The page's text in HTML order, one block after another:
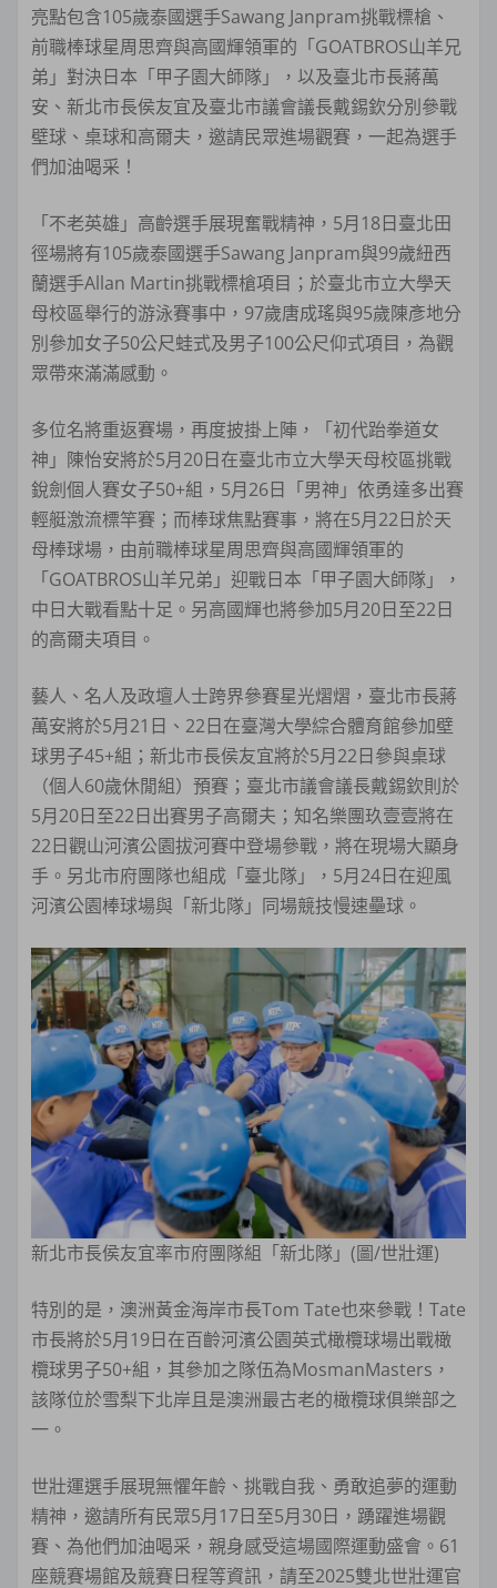
亮點包含105歲泰國選手Sawang Janpram挑戰標槍、
前職棒球星周思齊與高國輝領軍的「GOATBROS山羊兄
弟」對決日本「甲子園大師隊」，以及臺北市長蔣萬
安、新北市長侯友宜及臺北市議會議長戴錫欽分別參戰
壁球、桌球和高爾夫，邀請民眾進場觀賽，一起為選手
們加油喝采！
「不老英雄」高齡選手展現奮戰精神，5月18日臺北田
徑場將有105歲泰國選手Sawang Janpram與99歲紐西
蘭選手Allan Martin挑戰標槍項目；於臺北市立大學天
母校區舉行的游泳賽事中，97歲唐成瑤與95歲陳彥地分
別參加女子50公尺蛙式及男子100公尺仰式項目，為觀
眾帶來滿滿感動。
多位名將重返賽場，再度披掛上陣，「初代跆拳道女
神」陳怡安將於5月20日在臺北市立大學天母校區挑戰
銳劍個人賽女子50+組，5月26日「男神」依勇達多出賽
輕艇激流標竿賽；而棒球焦點賽事，將在5月22日於天
母棒球場，由前職棒球星周思齊與高國輝領軍的
「GOATBROS山羊兄弟」迎戰日本「甲子園大師隊」，
中日大戰看點十足。另高國輝也將參加5月20日至22日
的高爾夫項目。
藝人、名人及政壇人士跨界參賽星光熠熠，臺北市長蔣
萬安將於5月21日、22日在臺灣大學綜合體育館參加壁
球男子45+組；新北市長侯友宜將於5月22日參與桌球
（個人60歲休閒組）預賽；臺北市議會議長戴錫欽則於
5月20日至22日出賽男子高爾夫；知名樂團玖壹壹將在
22日觀山河濱公園拔河賽中登場參戰，將在現場大顯身
手。另北市府團隊也組成「臺北隊」，5月24日在迎風
河濱公園棒球場與「新北隊」同場競技慢速壘球。
新北市長侯友宜率市府團隊組「新北隊」(圖/世壯運)
特別的是，澳洲黃金海岸市長Tom Tate也來參戰！Tate
市長將於5月19日在百齡河濱公園英式橄欖球場出戰橄
欖球男子50+組，其參加之隊伍為MosmanMasters，
該隊位於雪梨下北岸且是澳洲最古老的橄欖球俱樂部之
一。
世壯運選手展現無懼年齡、挑戰自我、勇敢追夢的運動
精神，邀請所有民眾5月17日至5月30日，踴躍進場觀
賽、為他們加油喝采，親身感受這場國際運動盛會。61
座競賽場館及競賽日程等資訊，請至2025雙北世壯運官